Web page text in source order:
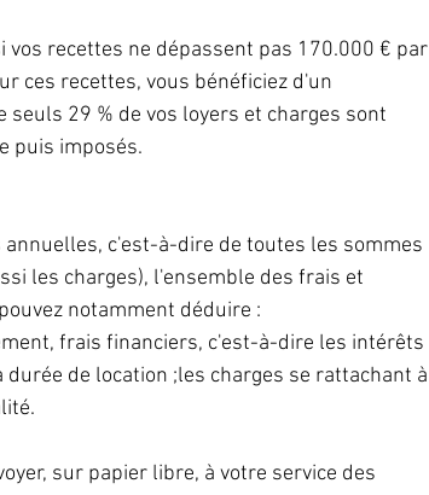
recettes ne dépassent pas 170.000 € par
ces recettes, vous bénéficiez d'un
29 % de vos loyers et charges sont
puis imposés.
c'est-à-dire de toutes les sommes
les charges), l'ensemble des frais et
notamment déduire :
frais financiers, c'est-à-dire les intérêts
de location ;les charges se rattachant à
sur papier libre, à votre service des